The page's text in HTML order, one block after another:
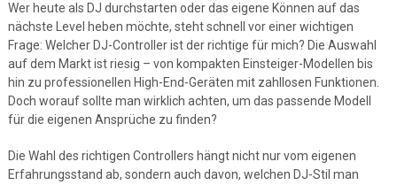
Wer heute als DJ durchstarten oder das eigene Können auf das
nächste Level heben möchte, steht schnell vor einer wichtigen
Frage: Welcher DJ-Controller ist der richtige für mich? Die Auswahl
auf dem Markt ist riesig – von kompakten Einsteiger-Modellen bis
hin zu professionellen High-End-Geräten mit zahllosen Funktionen.
Doch worauf sollte man wirklich achten, um das passende Modell
für die eigenen Ansprüche zu finden?
Die Wahl des richtigen Controllers hängt nicht nur vom eigenen
Erfahrungsstand ab, sondern auch davon, welchen DJ-Stil man